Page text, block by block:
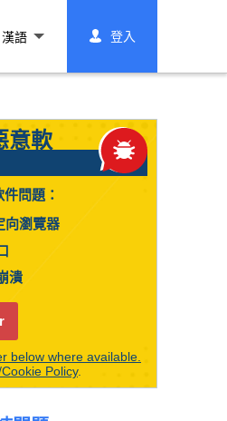
漢語 登入
意軟
問題：
向瀏覽器
潰
below where available.
Policy.